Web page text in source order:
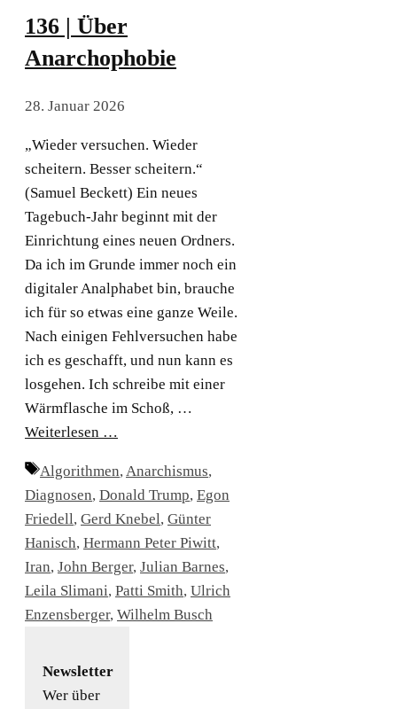
136 | Über
Anarchophobie
28. Januar 2026
„Wieder versuchen. Wieder
scheitern. Besser scheitern.“
(Samuel Beckett) Ein neues
Tagebuch-Jahr beginnt mit der
Einrichtung eines neuen Ordners.
Da ich im Grunde immer noch ein
digitaler Analphabet bin, brauche
ich für so etwas eine ganze Weile.
Nach einigen Fehlversuchen habe
ich es geschafft, und nun kann es
losgehen. Ich schreibe mit einer
Wärmflasche im Schoß, …
Weiterlesen …
Schlagwörter
Algorithmen, Anarchismus,
Diagnosen, Donald Trump, Egon
Friedell, Gerd Knebel, Günter
Hanisch, Hermann Peter Piwitt,
Iran, John Berger, Julian Barnes,
Leila Slimani, Patti Smith, Ulrich
Enzensberger, Wilhelm Busch
Newsletter
Wer über